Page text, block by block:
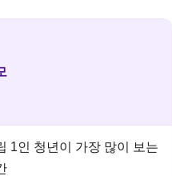
1인 청년이 가장 많이 보는